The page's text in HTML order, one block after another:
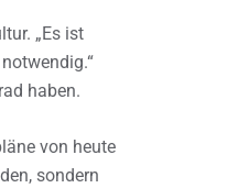
„Es ist
haben.
von heute
sondern